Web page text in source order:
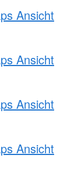
Ansicht
Ansicht
Ansicht
Ansicht